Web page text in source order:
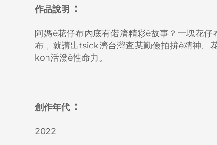
作品說明 ：
阿媽ê花仔布內底有偌濟精彩ê故事？一塊花
布，就講出tsiok濟台灣查某勤儉拍拚ê精神
koh活潑ê性命力。
創作年代 ：
2022